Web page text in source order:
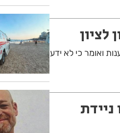
ואומר כי לא ידע